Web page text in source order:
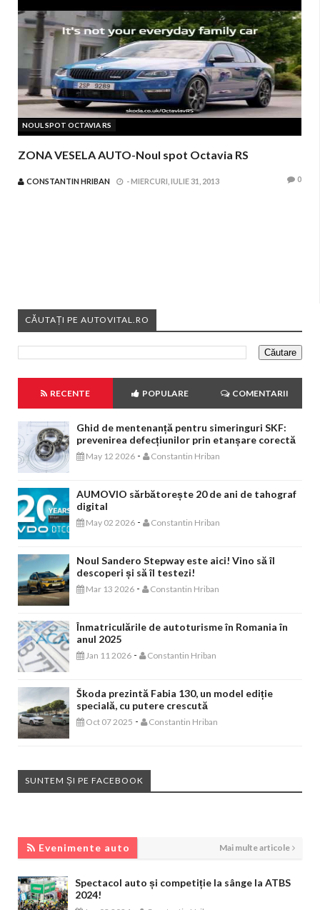
NOUL SPOT OCTAVIA RS
ZONA VESELA AUTO-Noul spot Octavia RS
CONSTANTIN HRIBAN -MIERCURI, IULIE 31, 2013 0
CĂUTAȚI PE AUTOVITAL.RO
RECENTE POPULARE COMENTARII
Ghid de mentenanță pentru simeringuri SKF:
prevenirea defecțiunilor prin etanșare corectă
May 12 2026 - Constantin Hriban
AUMOVIO sărbătorește 20 de ani de tahograf
digital
May 02 2026 - Constantin Hriban
Noul Sandero Stepway este aici! Vino să îl
descoperi și să îl testezi!
Mar 13 2026 - Constantin Hriban
Înmatriculările de autoturisme în Romania în
anul 2025
Jan 11 2026 - Constantin Hriban
Škoda prezintă Fabia 130, un model ediție
specială, cu putere crescută
Oct 07 2025 - Constantin Hriban
SUNTEM ȘI PE FACEBOOK
Evenimente auto Mai multe articole
Spectacol auto și competiție la sânge la ATBS
2024!